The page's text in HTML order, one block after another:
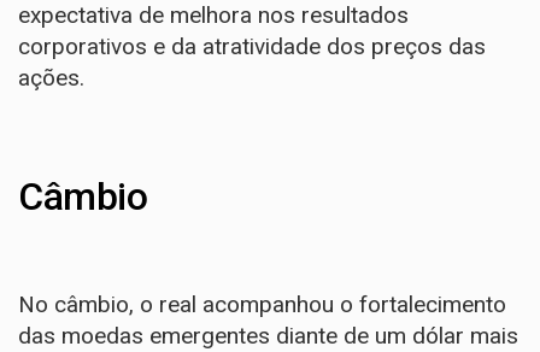
expectativa de melhora nos resultados
corporativos e da atratividade dos preços das
ações.
Câmbio
No câmbio, o real acompanhou o fortalecimento
das moedas emergentes diante de um dólar mais